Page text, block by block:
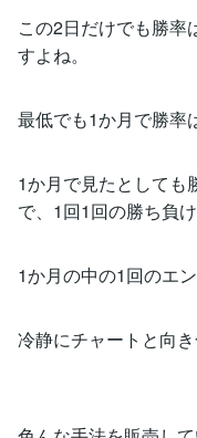
この2日だけでも勝率
すよね。
最低でも1か月で勝率
1か月で見たとしても
で、1回1回の勝ち負
1か月の中の1回のエ
冷静にチャートと向き